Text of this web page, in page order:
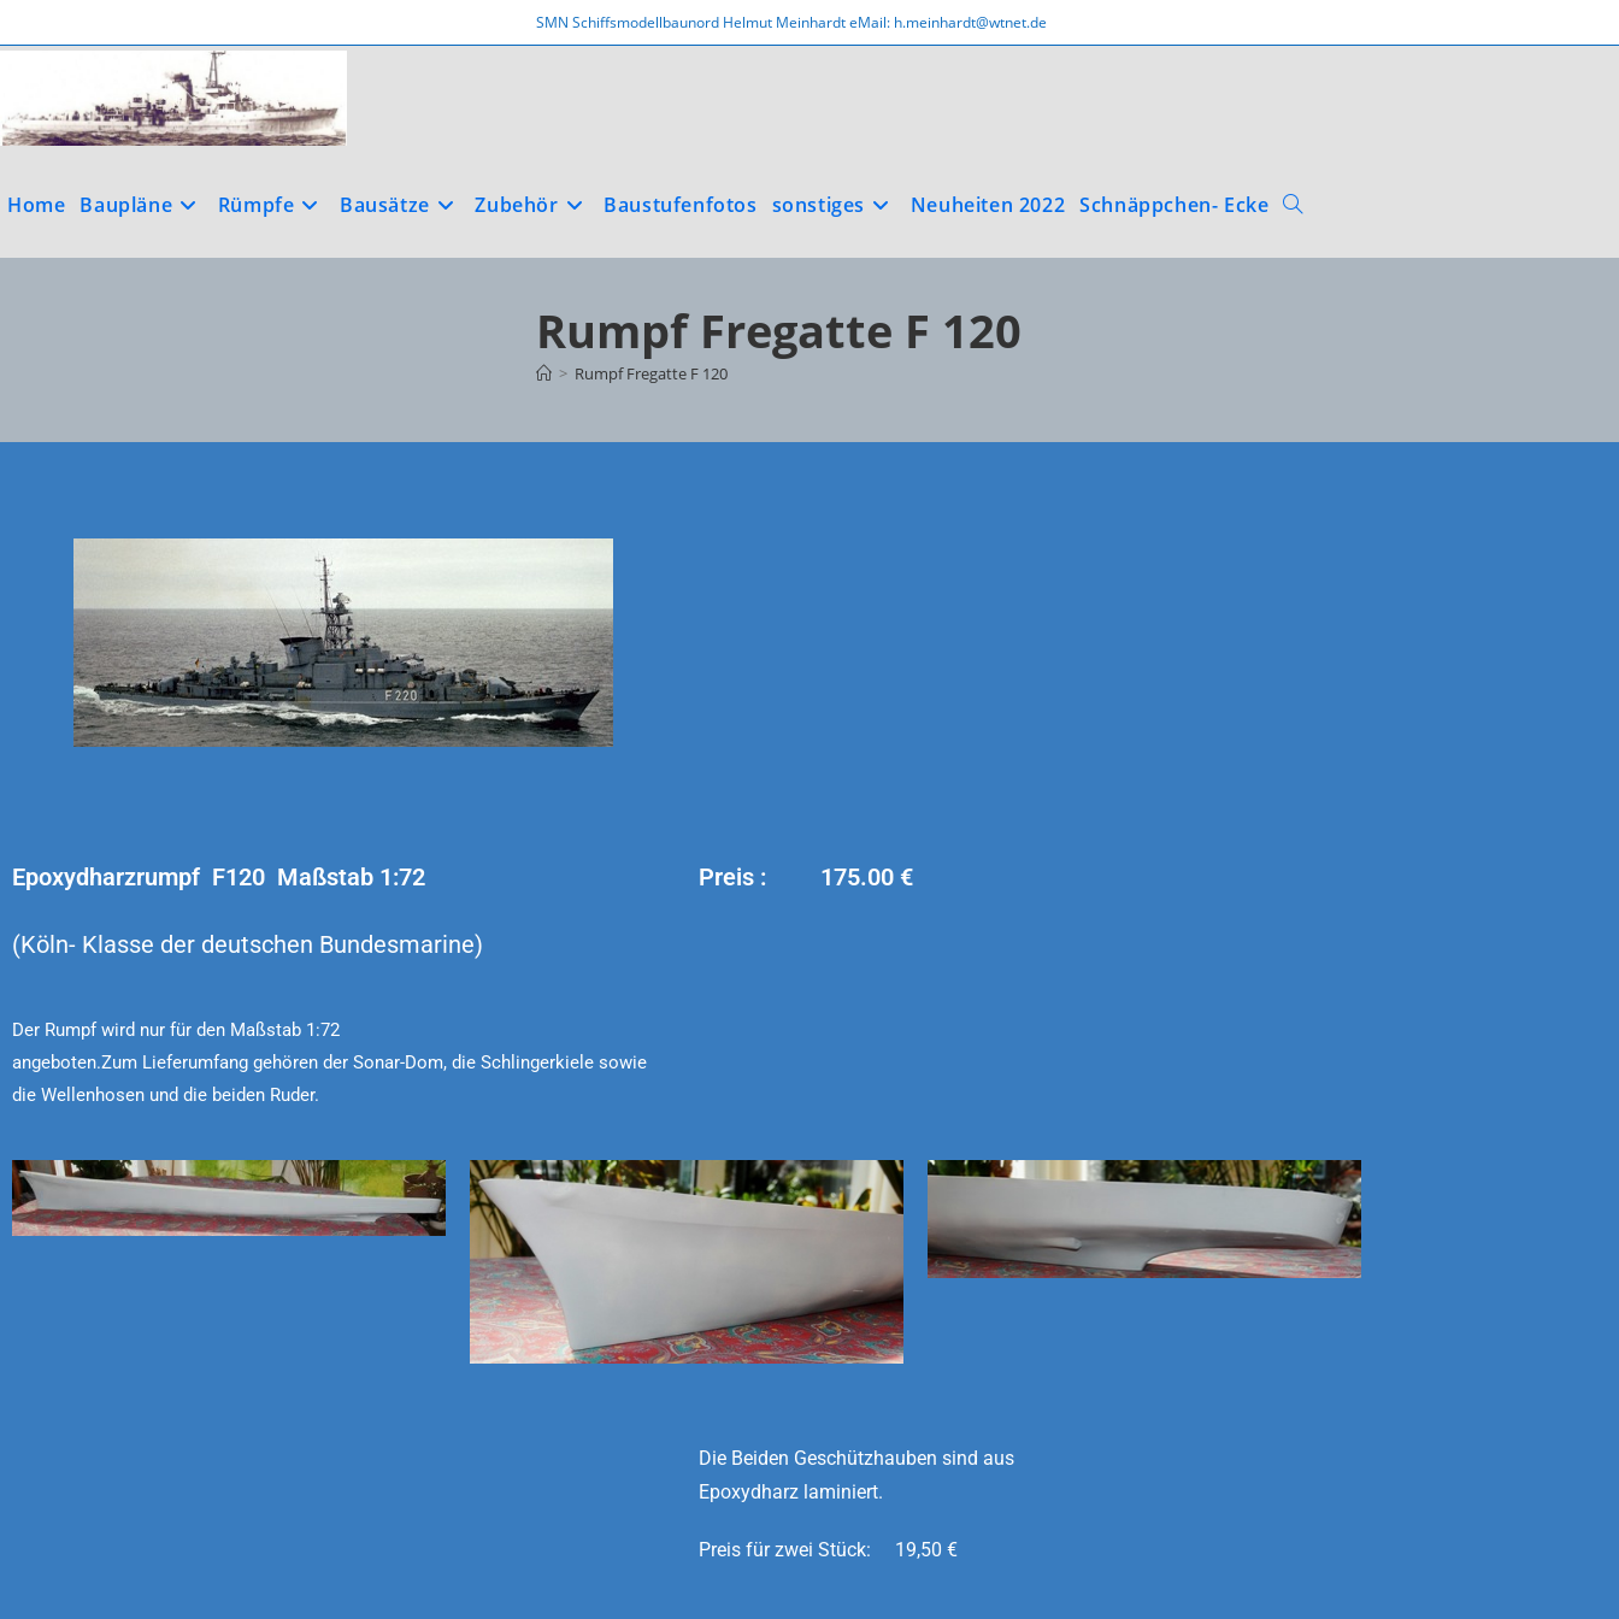
SMN Schiffsmodellbaunord Helmut Meinhardt eMail: h.meinhardt@wtnet.de
Home Baupläne Rümpfe Bausätze Zubehör Baustufenfotos sonstiges Neuheiten 2022 Schnäppchen- Ecke
Rumpf Fregatte F 120
> Rumpf Fregatte F 120
Epoxydharzrumpf F120 Maßstab 1:72
(Köln- Klasse der deutschen Bundesmarine)
Preis : 175.00 €
Der Rumpf wird nur für den Maßstab 1:72
angeboten.Zum Lieferumfang gehören der Sonar-Dom, die Schlingerkiele sowie
die Wellenhosen und die beiden Ruder.
Die Beiden Geschützhauben sind aus
Epoxydharz laminiert.
Preis für zwei Stück: 19,50 €